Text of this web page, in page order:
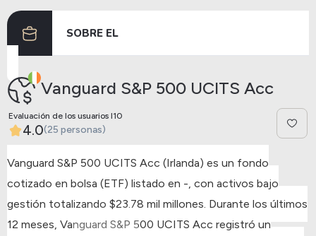
SOBRE EL
Vanguard S&P 500 UCITS Acc
Evaluación de los usuarios I10
4.0(25 personas)
Vanguard S&P 500 UCITS Acc (Irlanda) es un fondo
cotizado en bolsa (ETF) listado en -, con activos bajo
gestión totalizando $23.78 mil millones. Durante los últimos
12 meses, Vanguard S&P 500 UCITS Acc registró un